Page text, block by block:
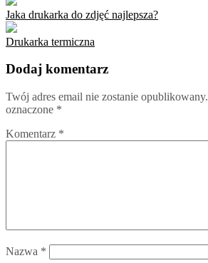
Jaka drukarka do zdjęć najlepsza?
Drukarka termiczna
Dodaj komentarz
Twój adres email nie zostanie opublikowany.
oznaczone *
Komentarz *
Nazwa *